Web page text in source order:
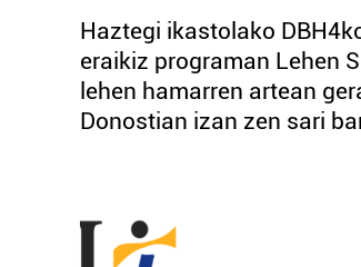
Haztegi ikastolako
eraikiz programan Lehen
lehen hamarren artean
Donostian izan zen sari